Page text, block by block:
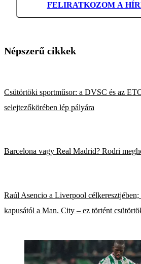
FELIRATKOZOM A
Népszerű cikkek
Csütörtöki sportműsor: a DVSC és az
selejtezőkörében lép pályára
Barcelona vagy Real Madrid? Rodri
Raúl Asencio a Liverpool
kapusától a Man. City – ez történt